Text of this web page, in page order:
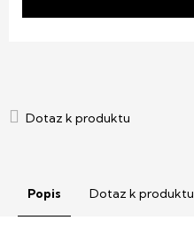
Popis Dotaz k produktu